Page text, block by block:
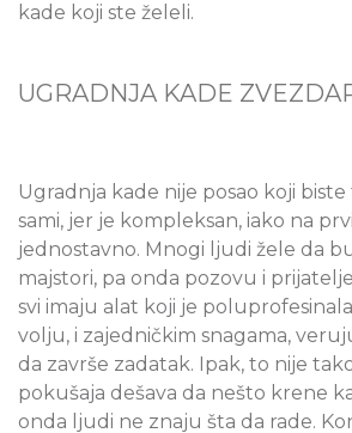
kade koji ste želeli.
UGRADNJA KADE
Ugradnja kade nije posao koji
sami, jer je kompleksan, iako na
jednostavno. Mnogi ljudi žele da
majstori, pa onda pozovu i
svi imaju alat koji je
volju, i zajedničkim snagama,
da završe zadatak. Ipak, to nije
pokušaja dešava da nešto krene
onda ljudi ne znaju šta da rade.